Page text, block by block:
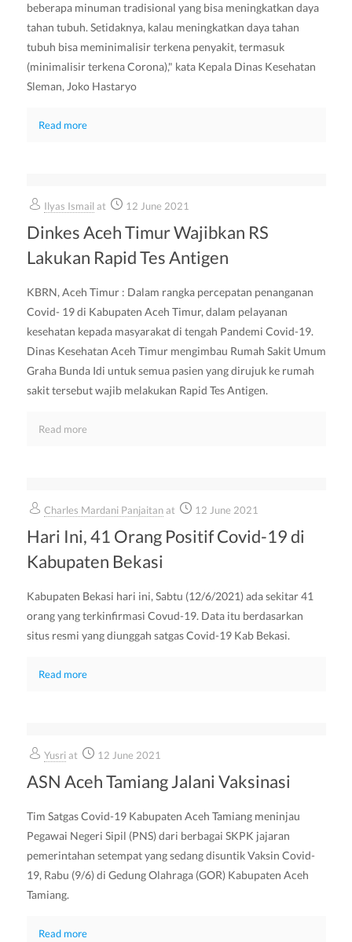
beberapa minuman tradisional yang bisa meningkatkan daya
tahan tubuh. Setidaknya, kalau meningkatkan daya tahan
tubuh bisa meminimalisir terkena penyakit, termasuk
(minimalisir terkena Corona)," kata Kepala Dinas Kesehatan
Sleman, Joko Hastaryo
Read more
Ilyas Ismail at 12 June 2021
Dinkes Aceh Timur Wajibkan RS
Lakukan Rapid Tes Antigen
KBRN, Aceh Timur : Dalam rangka percepatan penanganan
Covid- 19 di Kabupaten Aceh Timur, dalam pelayanan
kesehatan kepada masyarakat di tengah Pandemi Covid-19.
Dinas Kesehatan Aceh Timur mengimbau Rumah Sakit Umum
Graha Bunda Idi untuk semua pasien yang dirujuk ke rumah
sakit tersebut wajib melakukan Rapid Tes Antigen.
Read more
Charles Mardani Panjaitan at 12 June 2021
Hari Ini, 41 Orang Positif Covid-19 di
Kabupaten Bekasi
Kabupaten Bekasi hari ini, Sabtu (12/6/2021) ada sekitar 41
orang yang terkinfirmasi Covud-19. Data itu berdasarkan
situs resmi yang diunggah satgas Covid-19 Kab Bekasi.
Read more
Yusri at 12 June 2021
ASN Aceh Tamiang Jalani Vaksinasi
Tim Satgas Covid-19 Kabupaten Aceh Tamiang meninjau
Pegawai Negeri Sipil (PNS) dari berbagai SKPK jajaran
pemerintahan setempat yang sedang disuntik Vaksin Covid-
19, Rabu (9/6) di Gedung Olahraga (GOR) Kabupaten Aceh
Tamiang.
Read more